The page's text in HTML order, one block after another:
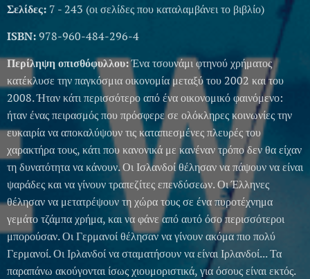
Σελίδες: 7 - 243 (οι σελίδες που καταλαμβάνει το βιβλίο)
ISBN:978-960-484-296-4
Περίληψη οπισθόφυλλου:Ένα τσουνάμι φτηνού χρήματος
κατέκλυσε την παγκόσμια οικονομία μεταξύ του 2002 και του
2008. Ήταν κάτι περισσότερο από ένα οικονομικό φαινόμενο:
ήταν ένας πειρασμός που πρόσφερε σε ολόκληρες κοινωνίες την
ευκαιρία να αποκαλύψουν τις καταπιεσμένες πλευρές του
χαρακτήρα τους, κάτι που κανονικά με κανέναν τρόπο δεν θα είχαν
τη δυνατότητα να κάνουν. Οι Ισλανδοί θέλησαν να πάψουν να είναι
ψαράδες και να γίνουν τραπεζίτες επενδύσεων. Οι Έλληνες
θέλησαν να μετατρέψουν τη χώρα τους σε ένα πυροτέχνημα
γεμάτο τζάμπα χρήμα, και να φάνε από αυτό όσο περισσότεροι
μπορούσαν. Οι Γερμανοί θέλησαν να γίνουν ακόμα πιο πολύ
Γερμανοί. Οι Ιρλανδοί να σταματήσουν να είναι Ιρλανδοί... Τα
παραπάνω ακούγονται ίσως χιουμοριστικά, για όσους είναι εκτός.